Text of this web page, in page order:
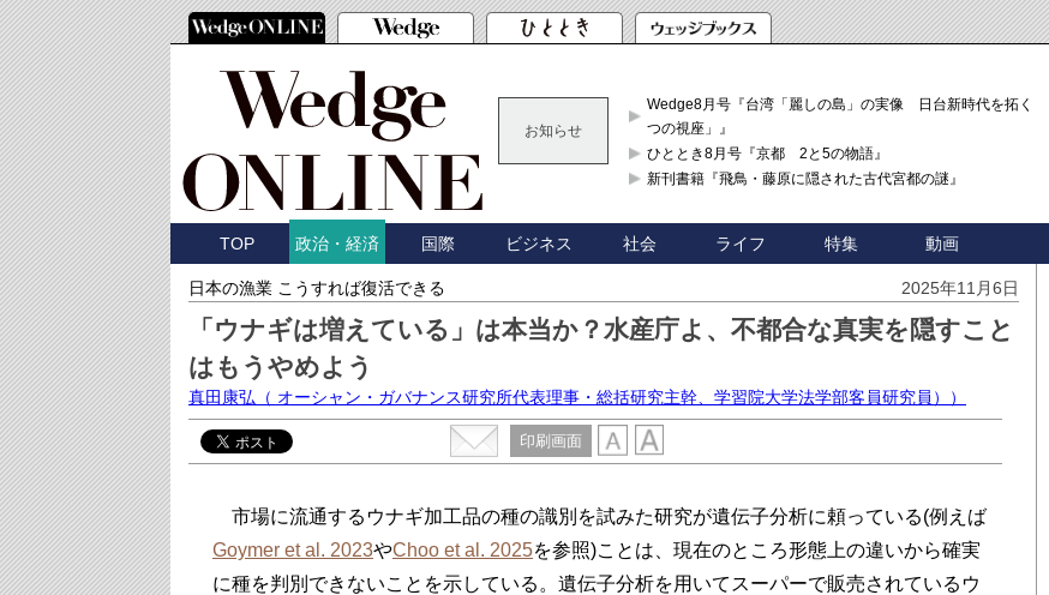
お知らせ
Wedge8月号『台湾「麗しの島」の実像 日台新時代を拓く「3
つの視座」』
ひととき8月号『京都 2と5の物語』
新刊書籍『飛鳥・藤原に隠された古代宮都の謎』
TOP 政治・経済 国際 ビジネス 社会 ライフ 特集 動画
日本の漁業 こうすれば復活できる 2025年11月6日
「ウナギは増えている」は本当か？水産庁よ、不都合な真実を隠すこと
はもうやめよう
真田康弘 （ オーシャン・ガバナンス研究所代表理事・総括研究主幹、学習院大学法学部客員研究員））
印刷画面
市場に流通するウナギ加工品の種の識別を試みた研究が遺伝子分析に頼っている(例えば
Goymer et al. 2023やChoo et al. 2025を参照)ことは、現在のところ形態上の違いから確実
に種を判別できないことを示している。遺伝子分析を用いてスーパーで販売されているウ